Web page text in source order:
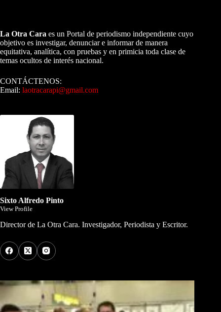
La Otra Cara es un Portal de periodismo independiente cuyo
objetivo es investigar, denunciar e informar de manera
equitativa, analítica, con pruebas y en primicia toda clase de
temas ocultos de interés nacional.
CONTÁCTENOS:
Email: laotracarapi@gmail.com
Sixto Alfredo Pinto
View Profile
Director de La Otra Cara. Investigador, Periodista y Escritor.